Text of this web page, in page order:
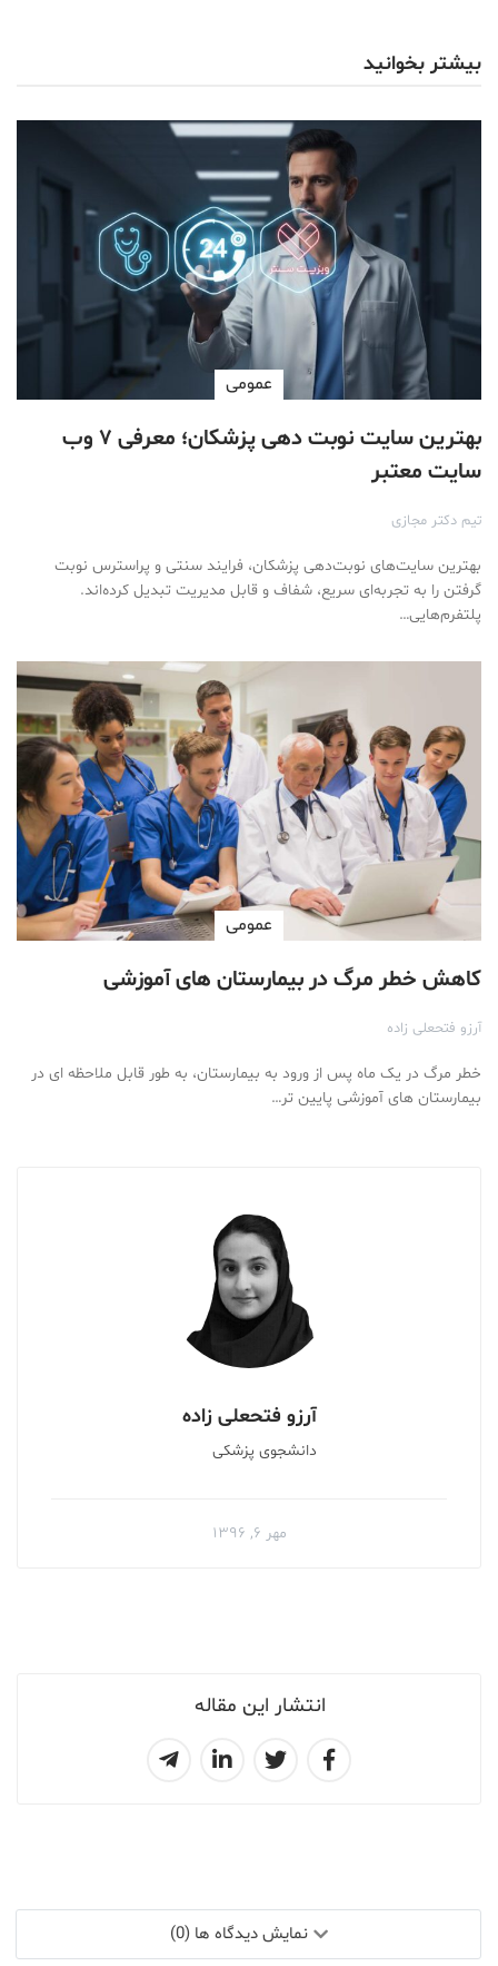
انتشار این مقاله
بیشتر بخوانید
عمومی
بهترین سایت نوبت دهی پزشکان؛ معرفی ۷ وب
سایت معتبر
تیم دکتر مجازی
بهترین سایت‌های نوبت‌دهی پزشکان، فرایند سنتی و پراسترس نوبت
گرفتن را به تجربه‌ای سریع، شفاف و قابل مدیریت تبدیل کرده‌اند.
پلتفرم‌هایی…
عمومی
کاهش خطر مرگ در بیمارستان های آموزشی
آرزو فتحعلی زاده
خطر مرگ در یک ماه پس از ورود به بیمارستان، به طور قابل ملاحظه ای در
بیمارستان های آموزشی پایین تر…
آرزو فتحعلی زاده
دانشجوی پزشکی
مهر ۶, ۱۳۹۶
نمایش دیدگاه ها (0)